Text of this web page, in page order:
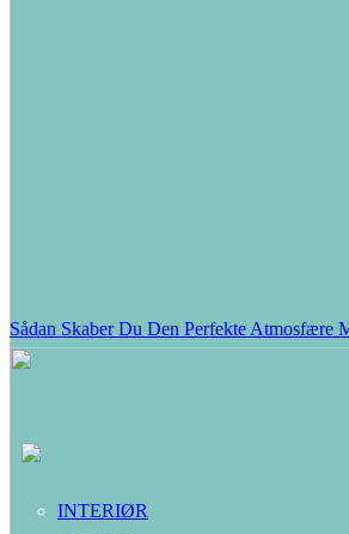
Sådan Skaber Du Den Perfekte Atmosfære
INTERIØR